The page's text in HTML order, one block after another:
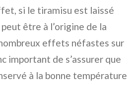
si le tiramisu est laissé
être à l’origine de la
effets néfastes sur
important de s’assurer que
à la bonne température